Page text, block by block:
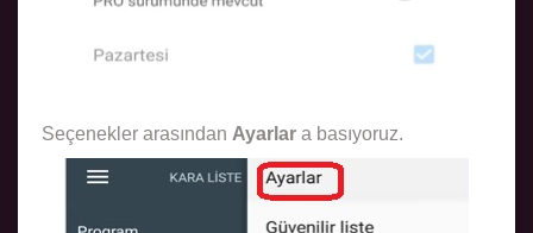
Seçenekler arasından Ayarlar a basıyoruz.